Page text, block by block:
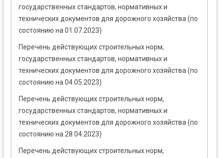
государственных стандартов, нормативных и
технических документов для дорожного хозяйства (по
состоянию на 01.07.2023)
Перечень действующих строительных норм,
государственных стандартов, нормативных и
технических документов для дорожного хозяйства (по
состоянию на 04.05.2023)
Перечень действующих строительных норм,
государственных стандартов, нормативных и
технических документов для дорожного хозяйства (по
состоянию на 28.04.2023)
Перечень действующих строительных норм,